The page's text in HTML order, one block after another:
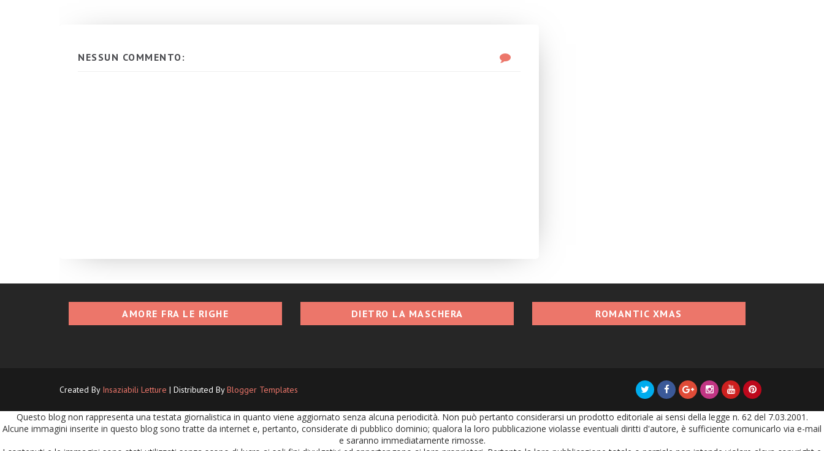
NESSUN COMMENTO:
AMORE FRA LE RIGHE DIETRO LA MASCHERA ROMANTIC XMAS
Created By Insaziabili Letture | Distributed ByBlogger Templates
Questo blog non rappresenta una testata giornalistica in quanto viene aggiornato senza alcuna periodicità. Non può pertanto considerarsi un prodotto editoriale ai sensi della legge n. 62 del 7.03.2001.
Alcune immagini inserite in questo blog sono tratte da internet e, pertanto, considerate di pubblico dominio; qualora la loro pubblicazione violasse eventuali diritti d'autore, è sufficiente comunicarlo via e-mail
e saranno immediatamente rimosse.